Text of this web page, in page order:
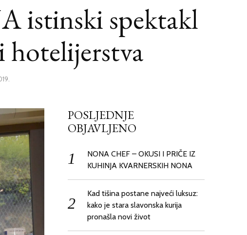
istinski spektakl
hotelijerstva
POSLJEDNJE
OBJAVLJENO
NONA CHEF – OKUSI I PRIČE IZ
KUHINJA KVARNERSKIH NONA
Kad tišina postane najveći luksuz:
kako je stara slavonska kurija
pronašla novi život